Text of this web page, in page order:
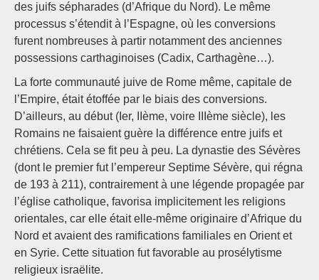
des juifs sépharades (d’Afrique du Nord). Le même
processus s’étendit à l’Espagne, où les conversions
furent nombreuses à partir notamment des anciennes
possessions carthaginoises (Cadix, Carthagène…).
La forte communauté juive de Rome même, capitale de
l’Empire, était étoffée par le biais des conversions.
D’ailleurs, au début (Ier, IIème, voire IIIème siècle), les
Romains ne faisaient guère la différence entre juifs et
chrétiens. Cela se fit peu à peu. La dynastie des Sévères
(dont le premier fut l’empereur Septime Sévère, qui régna
de 193 à 211), contrairement à une légende propagée par
l’église catholique, favorisa implicitement les religions
orientales, car elle était elle-même originaire d’Afrique du
Nord et avaient des ramifications familiales en Orient et
en Syrie. Cette situation fut favorable au prosélytisme
religieux israëlite.